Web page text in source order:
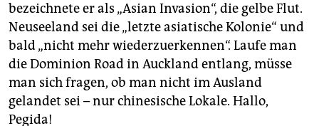
bezeichnete er als „Asian Invasion“, die gelbe Flut.
Neuseeland sei die „letzte asiatische Kolonie“ und
bald „nicht mehr wiederzuerkennen“. Laufe man
die Dominion Road in Auckland entlang, müsse
man sich fragen, ob man nicht im Ausland
gelandet sei – nur chinesische Lokale. Hallo,
Pegida!